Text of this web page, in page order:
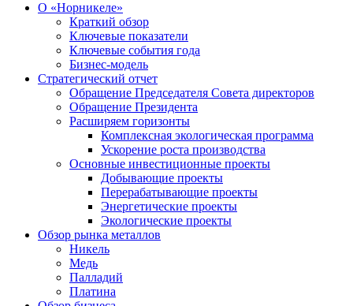
О «Норникеле»
Краткий обзор
Ключевые показатели
Ключевые события года
Бизнес-модель
Стратегический отчет
Обращение Председателя Совета директоров
Обращение Президента
Расширяем горизонты
Комплексная экологическая программа
Ускорение роста производства
Основные инвестиционные проекты
Добывающие проекты
Перерабатывающие проекты
Энергетические проекты
Экологические проекты
Обзор рынка металлов
Никель
Медь
Палладий
Платина